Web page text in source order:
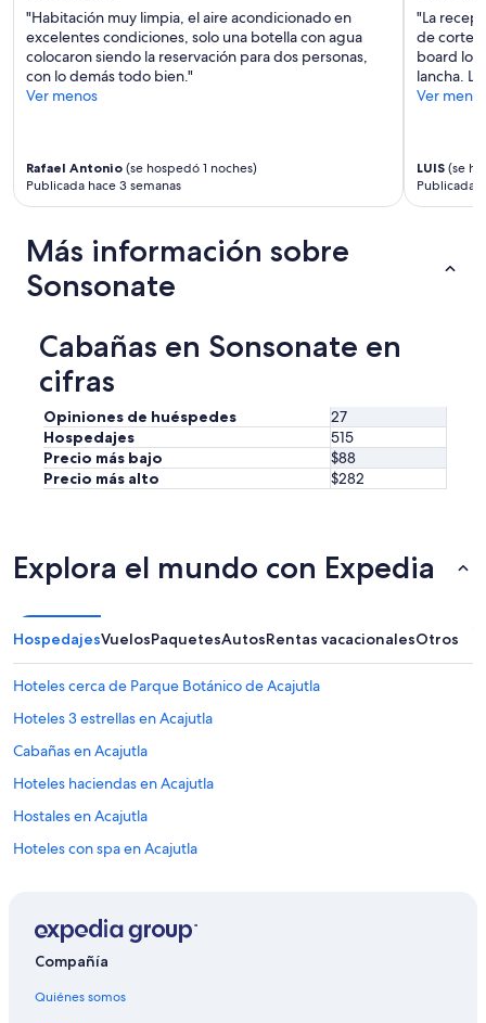
"Habitación muy limpia, el aire acondicionado en
excelentes condiciones, solo una botella con agua
colocaron siendo la reservación para dos personas,
con lo demás todo bien."
Ver menos
Rafael Antonio (se hospedó 1 noches)
Publicada hace 3 semanas
"La
de
board lo
lancha.
Ver
LUIS (se
Publicada
Más información sobre
Sonsonate
Cabañas en Sonsonate en
cifras
Opiniones de huéspedes
27
Hospedajes
515
Precio más bajo
$88
Precio más alto
$282
Explora el mundo con Expedia
HospedajesVuelosPaquetesAutosRentas vacacionalesOtros
Hoteles cerca de Parque Botánico de Acajutla
Hoteles 3 estrellas en Acajutla
Cabañas en Acajutla
Hoteles haciendas en Acajutla
Hostales en Acajutla
Hoteles con spa en Acajutla
Hoteles en la playa en Acajutla
Compañía
Quiénes somos